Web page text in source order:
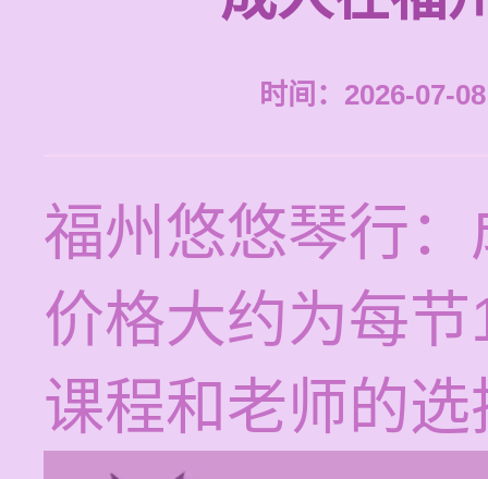
时间：2026-07-
福州悠悠琴行
价格大约为每
课程和老师的